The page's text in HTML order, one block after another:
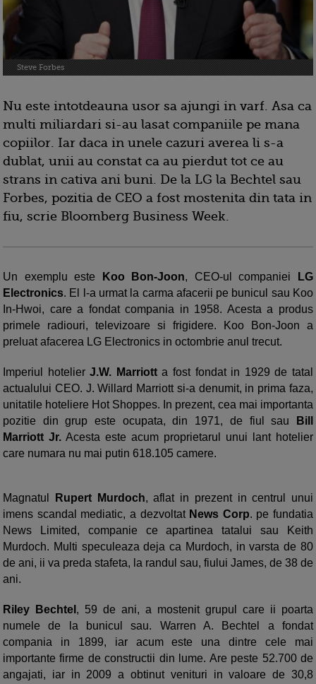
Steve Forbes
Nu este intotdeauna usor sa ajungi in varf. Asa ca
multi miliardari si-au lasat companiile pe mana
copiilor. Iar daca in unele cazuri averea li s-a
dublat, unii au constat ca au pierdut tot ce au
strans in cativa ani buni. De la LG la Bechtel sau
Forbes, pozitia de CEO a fost mostenita din tata in
fiu, scrie Bloomberg Business Week.
Un exemplu este Koo Bon-Joon, CEO-ul companiei
LG
Electronics. El l-a urmat la carma afacerii pe bunicul sau Koo
In-Hwoi, care a fondat compania in 1958. Acesta a produs
primele radiouri, televizoare si frigidere. Koo Bon-Joon a
preluat afacerea LG Electronics in octombrie anul trecut.
Imperiul hotelierJ.W. Marriotta fost fondat in 1929 de tatal
actualului CEO. J. Willard Marriott si-a denumit, in prima faza,
unitatile hoteliere Hot Shoppes. In prezent, cea mai importanta
pozitie din grup este ocupata, din 1971, de fiul sau
Bill
Marriott Jr. Acesta este acum proprietarul unui lant hotelier
care numara nu mai putin 618.105 camere.
Magnatul Rupert Murdoch, aflat in prezent in centrul unui
imens scandal mediatic, a dezvoltat News Corp. pe fundatia
News Limited, companie ce apartinea tatalui sau Keith
Murdoch. Multi speculeaza deja ca Murdoch, in varsta de 80
de ani, ii va preda stafeta, la randul sau, fiului James, de 38 de
ani.
Riley Bechtel , 59 de ani, a mostenit grupul care ii poarta
numele de la bunicul sau. Warren A. Bechtel a fondat
compania in 1899, iar acum este una dintre cele mai
importante firme de constructii din lume. Are peste 52.700 de
angajati, iar in 2009 a obtinut venituri in valoare de 30,8